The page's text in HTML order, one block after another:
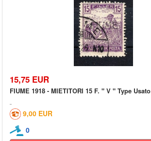
15,75 EUR
FIUME 1918 - MIETITORI 15 F. " V " Type Usato
9,00 EUR
0